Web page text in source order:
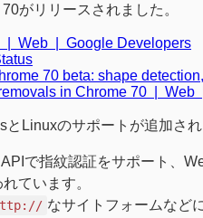
がリリースされました。
| Web | Google Developers
70 beta: shape
in Chrome 70 |
とLinuxのサポートが追加さ
で指紋認証をサポート、
ています。
なサイトフォームなど